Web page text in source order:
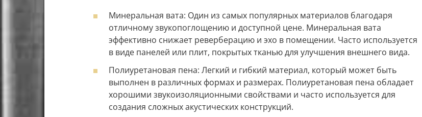
Минеральная вата: Один из самых популярных материалов благодаря
отличному звукопоглощению и доступной цене. Минеральная вата
эффективно снижает реверберацию и эхо в помещении. Часто используется
в виде панелей или плит, покрытых тканью для улучшения внешнего вида.
Полиуретановая пена: Легкий и гибкий материал, который может быть
выполнен в различных формах и размерах. Полиуретановая пена обладает
хорошими звукоизоляционными свойствами и часто используется для
создания сложных акустических конструкций.